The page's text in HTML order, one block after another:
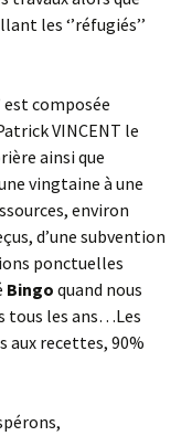
les ‘’réfugiés’’
est composée
VINCENT le
ainsi que
vingtaine à une
environ
d’une subvention
ponctuelles
Bingo quand nous
tous les ans…Les
aux recettes, 90%